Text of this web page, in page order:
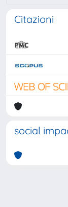
Citazioni
social